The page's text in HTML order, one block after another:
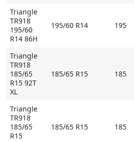
Triangle
TR918
195/60
R14 86H
195/60 R14 195
Triangle
TR918
185/65
R15 92T
XL
185/65 R15 185
Triangle
TR918
185/65
R15
185/65 R15 185